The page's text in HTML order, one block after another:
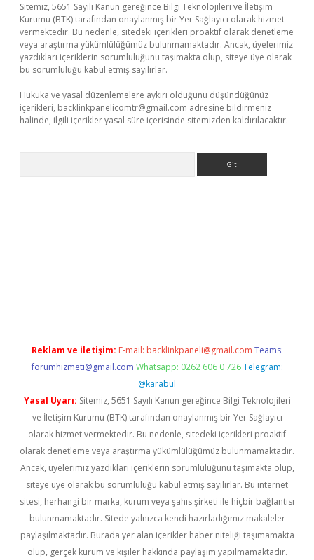
Sitemiz, 5651 Sayılı Kanun gereğince Bilgi Teknolojileri ve İletişim
Kurumu (BTK) tarafından onaylanmış bir Yer Sağlayıcı olarak hizmet
vermektedir. Bu nedenle, sitedeki içerikleri proaktif olarak denetleme
veya araştırma yükümlülüğümüz bulunmamaktadır. Ancak, üyelerimiz
yazdıkları içeriklerin sorumluluğunu taşımakta olup, siteye üye olarak
bu sorumluluğu kabul etmiş sayılırlar.
Hukuka ve yasal düzenlemelere aykırı olduğunu düşündüğünüz
içerikleri, backlinkpanelicomtr@gmail.com adresine bildirmeniz
halinde, ilgili içerikler yasal süre içerisinde sitemizden kaldırılacaktır.
Reklam ve İletişim: E-mail: backlinkpaneli@gmail.com Teams:
forumhizmeti@gmail.com Whatsapp: 0262 606 0 726 Telegram:
@karabul
Yasal Uyarı: Sitemiz, 5651 Sayılı Kanun gereğince Bilgi Teknolojileri
ve İletişim Kurumu (BTK) tarafından onaylanmış bir Yer Sağlayıcı
olarak hizmet vermektedir. Bu nedenle, sitedeki içerikleri proaktif
olarak denetleme veya araştırma yükümlülüğümüz bulunmamaktadır.
Ancak, üyelerimiz yazdıkları içeriklerin sorumluluğunu taşımakta olup,
siteye üye olarak bu sorumluluğu kabul etmiş sayılırlar. Bu internet
sitesi, herhangi bir marka, kurum veya şahıs şirketi ile hiçbir bağlantısı
bulunmamaktadır. Sitede yalnızca kendi hazırladığımız makaleler
paylaşılmaktadır. Burada yer alan içerikler haber niteliği taşımamakta
olup, gerçek kurum ve kişiler hakkında paylaşım yapılmamaktadır.